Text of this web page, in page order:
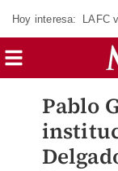
Hoy interesa: LAFC
Pablo